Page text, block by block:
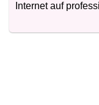
Internet auf